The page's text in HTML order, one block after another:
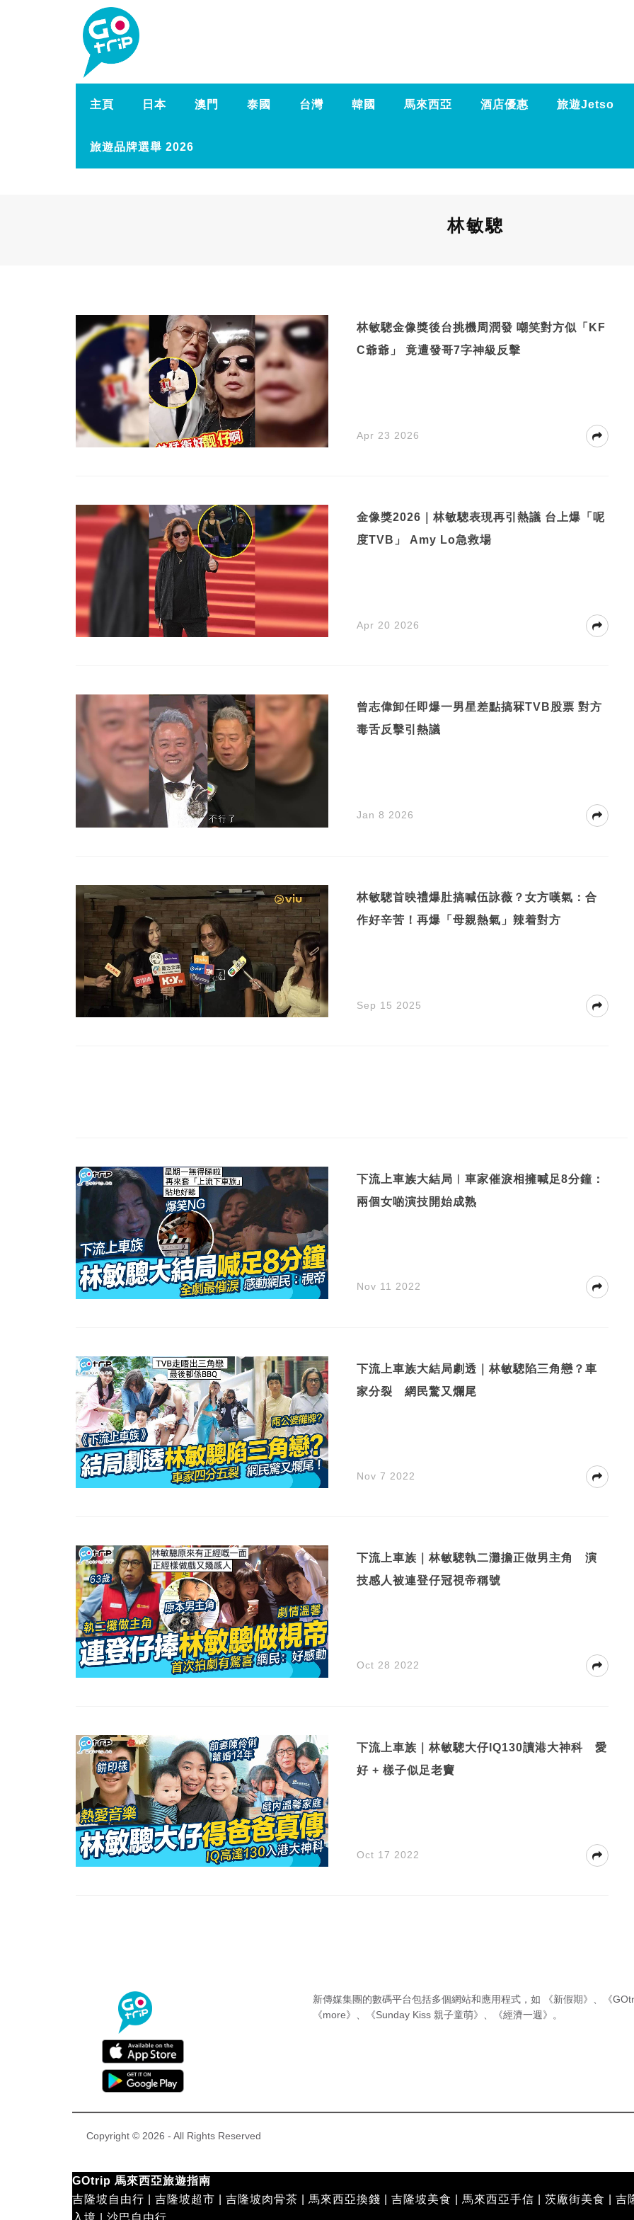
主頁 日本 澳門 泰國 台灣 韓國 馬來西亞 酒店優惠 旅遊Jetso
旅遊品牌選舉 2026
林敏驄
林敏驄金像獎後台挑機周潤發 嘲笑對方似「KF
C爺爺」 竟遭發哥7字神級反擊
Apr 23 2026
金像獎2026｜林敏驄表現再引熱議 台上爆「呢
度TVB」 Amy Lo急救場
Apr 20 2026
曾志偉卸任即爆一男星差點搞冧TVB股票 對方
毒舌反擊引熱議
Jan 8 2026
林敏驄首映禮爆肚搞喊伍詠薇？女方嘆氣：合
作好辛苦！再爆「母親熱氣」辣着對方
Sep 15 2025
下流上車族大結局︱車家催淚相擁喊足8分鐘：
兩個女啲演技開始成熟
Nov 11 2022
下流上車族大結局劇透｜林敏驄陷三角戀？車
家分裂 網民驚又爛尾
Nov 7 2022
下流上車族｜林敏驄執二灘擔正做男主角 演
技感人被連登仔冠視帝稱號
Oct 28 2022
下流上車族｜林敏驄大仔IQ130讀港大神科 愛
好 + 樣子似足老竇
Oct 17 2022
新傳媒集團的數碼平台包括多個網站和應用程式，如 《新假期》 、
《
《more》 、 《Sunday Kiss 親子童萌》 、 《經濟一週》 。
Copyright © 2026 - All Rights Reserved
GOtrip 馬來西亞旅遊指南
吉隆坡自由行
吉隆坡超市 吉隆坡肉骨茶 馬來西亞換錢 吉隆坡美食 馬來西亞手信 茨廠街美食
吉